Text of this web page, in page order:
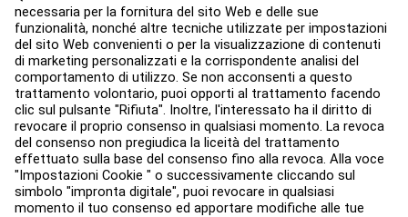
Circa
Trova un distributore
Trova un negozio
Legale
Accessibilità
Accedi ad Facility Connect